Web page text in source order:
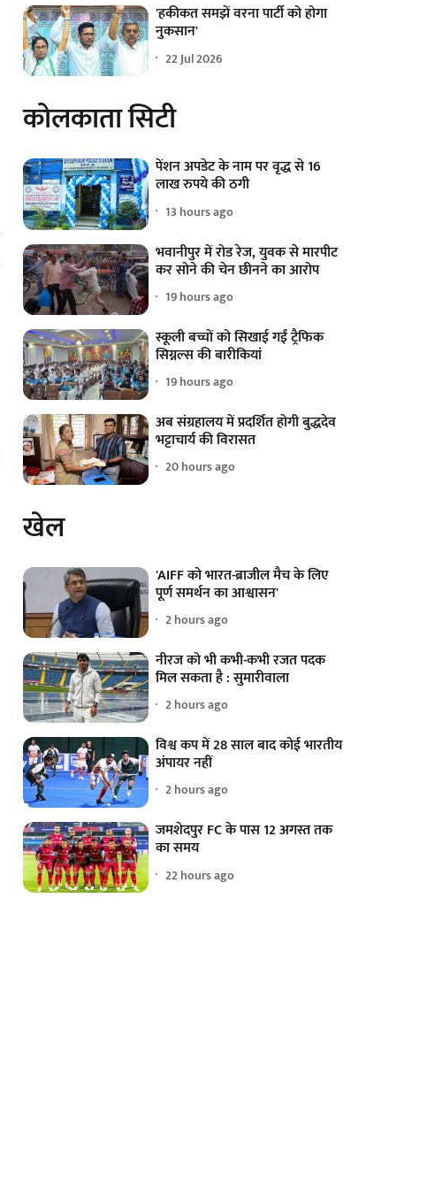
'हकीकत समझें वरना पार्टी को होगा
नुकसान'
22 Jul 2026
कोलकाता सिटी
पेंशन अपडेट के नाम पर वृद्ध से 16
लाख रुपये की ठगी
13 hours ago
भवानीपुर में रोड रेज, युवक से मारपीट
कर सोने की चेन छीनने का आरोप
19 hours ago
स्कूली बच्चों को सिखाई गईं ट्रैफिक
सिग्नल्स की बारीकियां
19 hours ago
अब संग्रहालय में प्रदर्शित होगी बुद्धदेव
भट्टाचार्य की विरासत
20 hours ago
खेल
'AIFF को भारत-ब्राजील मैच के लिए
पूर्ण समर्थन का आश्वासन'
2 hours ago
नीरज को भी कभी-कभी रजत पदक
मिल सकता है : सुमारीवाला
2 hours ago
विश्व कप में 28 साल बाद कोई भारतीय
अंपायर नहीं
2 hours ago
जमशेदपुर FC के पास 12 अगस्त तक
का समय
22 hours ago